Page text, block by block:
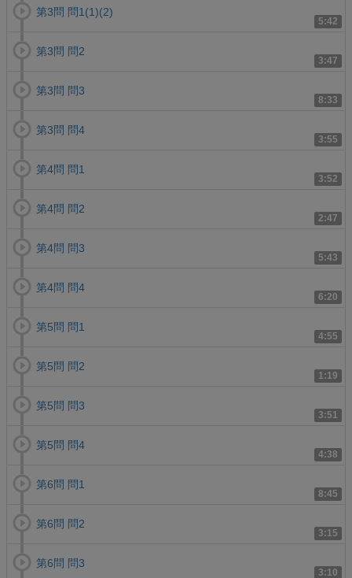
5:42
第3問 問1(1)(2)
3:47
第3問 問2
8:33
第3問 問3
3:55
第3問 問4
3:52
第4問 問1
2:47
第4問 問2
5:43
第4問 問3
6:20
第4問 問4
4:55
第5問 問1
1:19
第5問 問2
3:51
第5問 問3
4:38
第5問 問4
8:45
第6問 問1
3:15
第6問 問2
3:10
第6問 問3